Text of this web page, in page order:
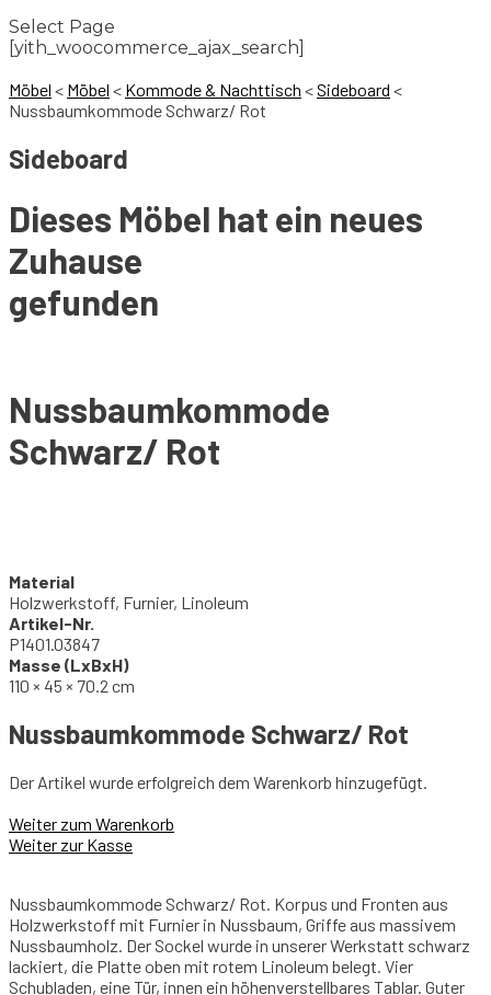
Select Page
[yith_woocommerce_ajax_search]
Möbel < Möbel < Kommode & Nachttisch <Sideboard <
Nussbaumkommode Schwarz/ Rot
Sideboard
Dieses Möbel hat ein neues
Zuhause
gefunden
Nussbaumkommode
Schwarz/ Rot
Material
Holzwerkstoff, Furnier, Linoleum
Artikel-Nr.
P1401.03847
Masse (LxBxH)
110 × 45 × 70.2 cm
Nussbaumkommode Schwarz/ Rot
Der Artikel wurde erfolgreich dem Warenkorb hinzugefügt.
Weiter zum Warenkorb
Weiter zur Kasse
Nussbaumkommode Schwarz/ Rot. Korpus und Fronten aus
Holzwerkstoff mit Furnier in Nussbaum, Griffe aus massivem
Nussbaumholz. Der Sockel wurde in unserer Werkstatt schwarz
lackiert, die Platte oben mit rotem Linoleum belegt. Vier
Schubladen, eine Tür, innen ein höhenverstellbares Tablar. Guter